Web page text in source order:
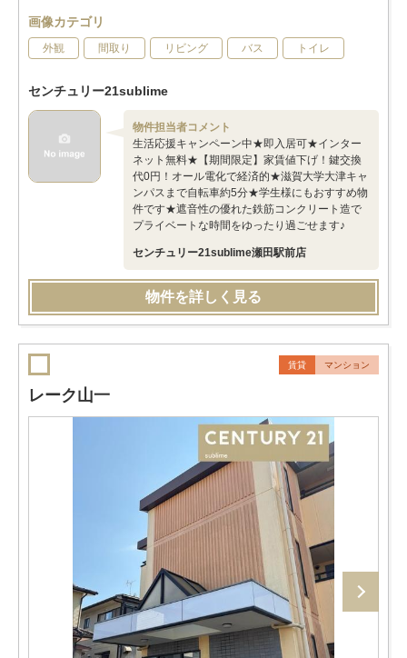
画像カテゴリ
外観 間取り リビング バス トイレ
センチュリー21sublime
物件担当者コメント
生活応援キャンペーン中★即入居可★インター
ネット無料★【期間限定】家賃値下げ！鍵交換
代0円！オール電化で経済的★滋賀大学大津キャ
ンパスまで自転車約5分★学生様にもおすすめ物
件です★遮音性の優れた鉄筋コンクリート造で
プライベートな時間をゆったり過ごせます♪
センチュリー21sublime瀬田駅前店
物件を詳しく見る
賃貸 マンション
レーク山一